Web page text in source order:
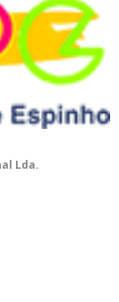
Lda.